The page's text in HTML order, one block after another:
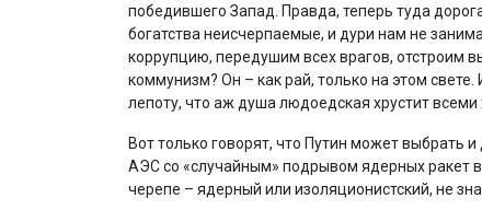
победившего Запад. Правда, теперь туда
богатства неисчерпаемые, и дури нам не
коррупцию, передушим всех врагов, отстроим
коммунизм? Он – как рай, только на этом
лепоту, что аж душа людоедская хрустит всеми
Вот только говорят, что Путин может выбрать
АЭС со «случайным» подрывом ядерных ракет
черепе – ядерный или изоляционистский, не